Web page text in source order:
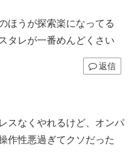
ほうが探索楽になってる
タレが一番めんどくさい
返信
スなくやれるけど、オンパ
作性悪過ぎてクソだった